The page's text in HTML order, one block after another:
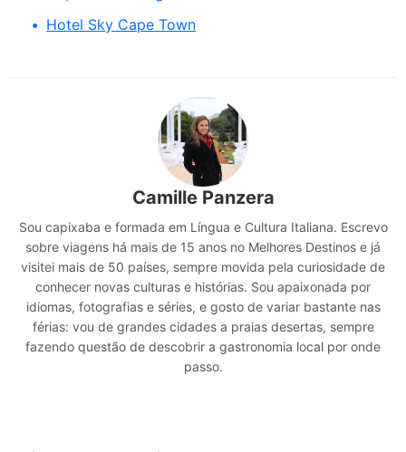
Hotel Sky Cape Town
Camille Panzera
Sou capixaba e formada em Língua e Cultura Italiana. Escrevo
sobre viagens há mais de 15 anos no Melhores Destinos e já
visitei mais de 50 países, sempre movida pela curiosidade de
conhecer novas culturas e histórias. Sou apaixonada por
idiomas, fotografias e séries, e gosto de variar bastante nas
férias: vou de grandes cidades a praias desertas, sempre
fazendo questão de descobrir a gastronomia local por onde
passo.